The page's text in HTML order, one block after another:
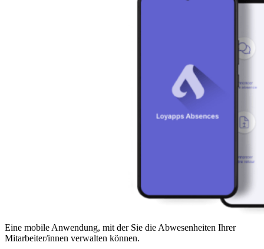
Eine mobile Anwendung, mit der Sie die Abwesenheiten Ihrer
Mitarbeiter/innen verwalten können.